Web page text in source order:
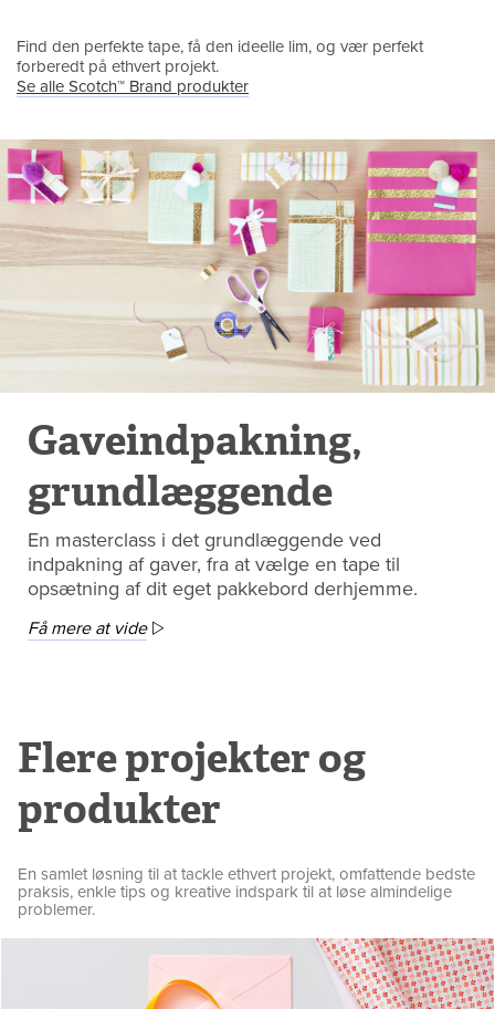
Find den perfekte tape, få den ideelle lim, og vær perfekt
forberedt på ethvert projekt.
Se alle Scotch™ Brand produkter
Gaveindpakning,
grundlæggende
En masterclass i det grundlæggende ved
indpakning af gaver, fra at vælge en tape til
opsætning af dit eget pakkebord derhjemme.
Få mere at vide
Flere projekter og
produkter
En samlet løsning til at tackle ethvert projekt, omfattende bedste
praksis, enkle tips og kreative indspark til at løse almindelige
problemer.